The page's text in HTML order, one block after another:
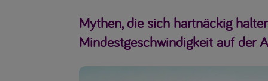
Mythen, die sich hartnäckig
Mindestgeschwindigkeit auf der